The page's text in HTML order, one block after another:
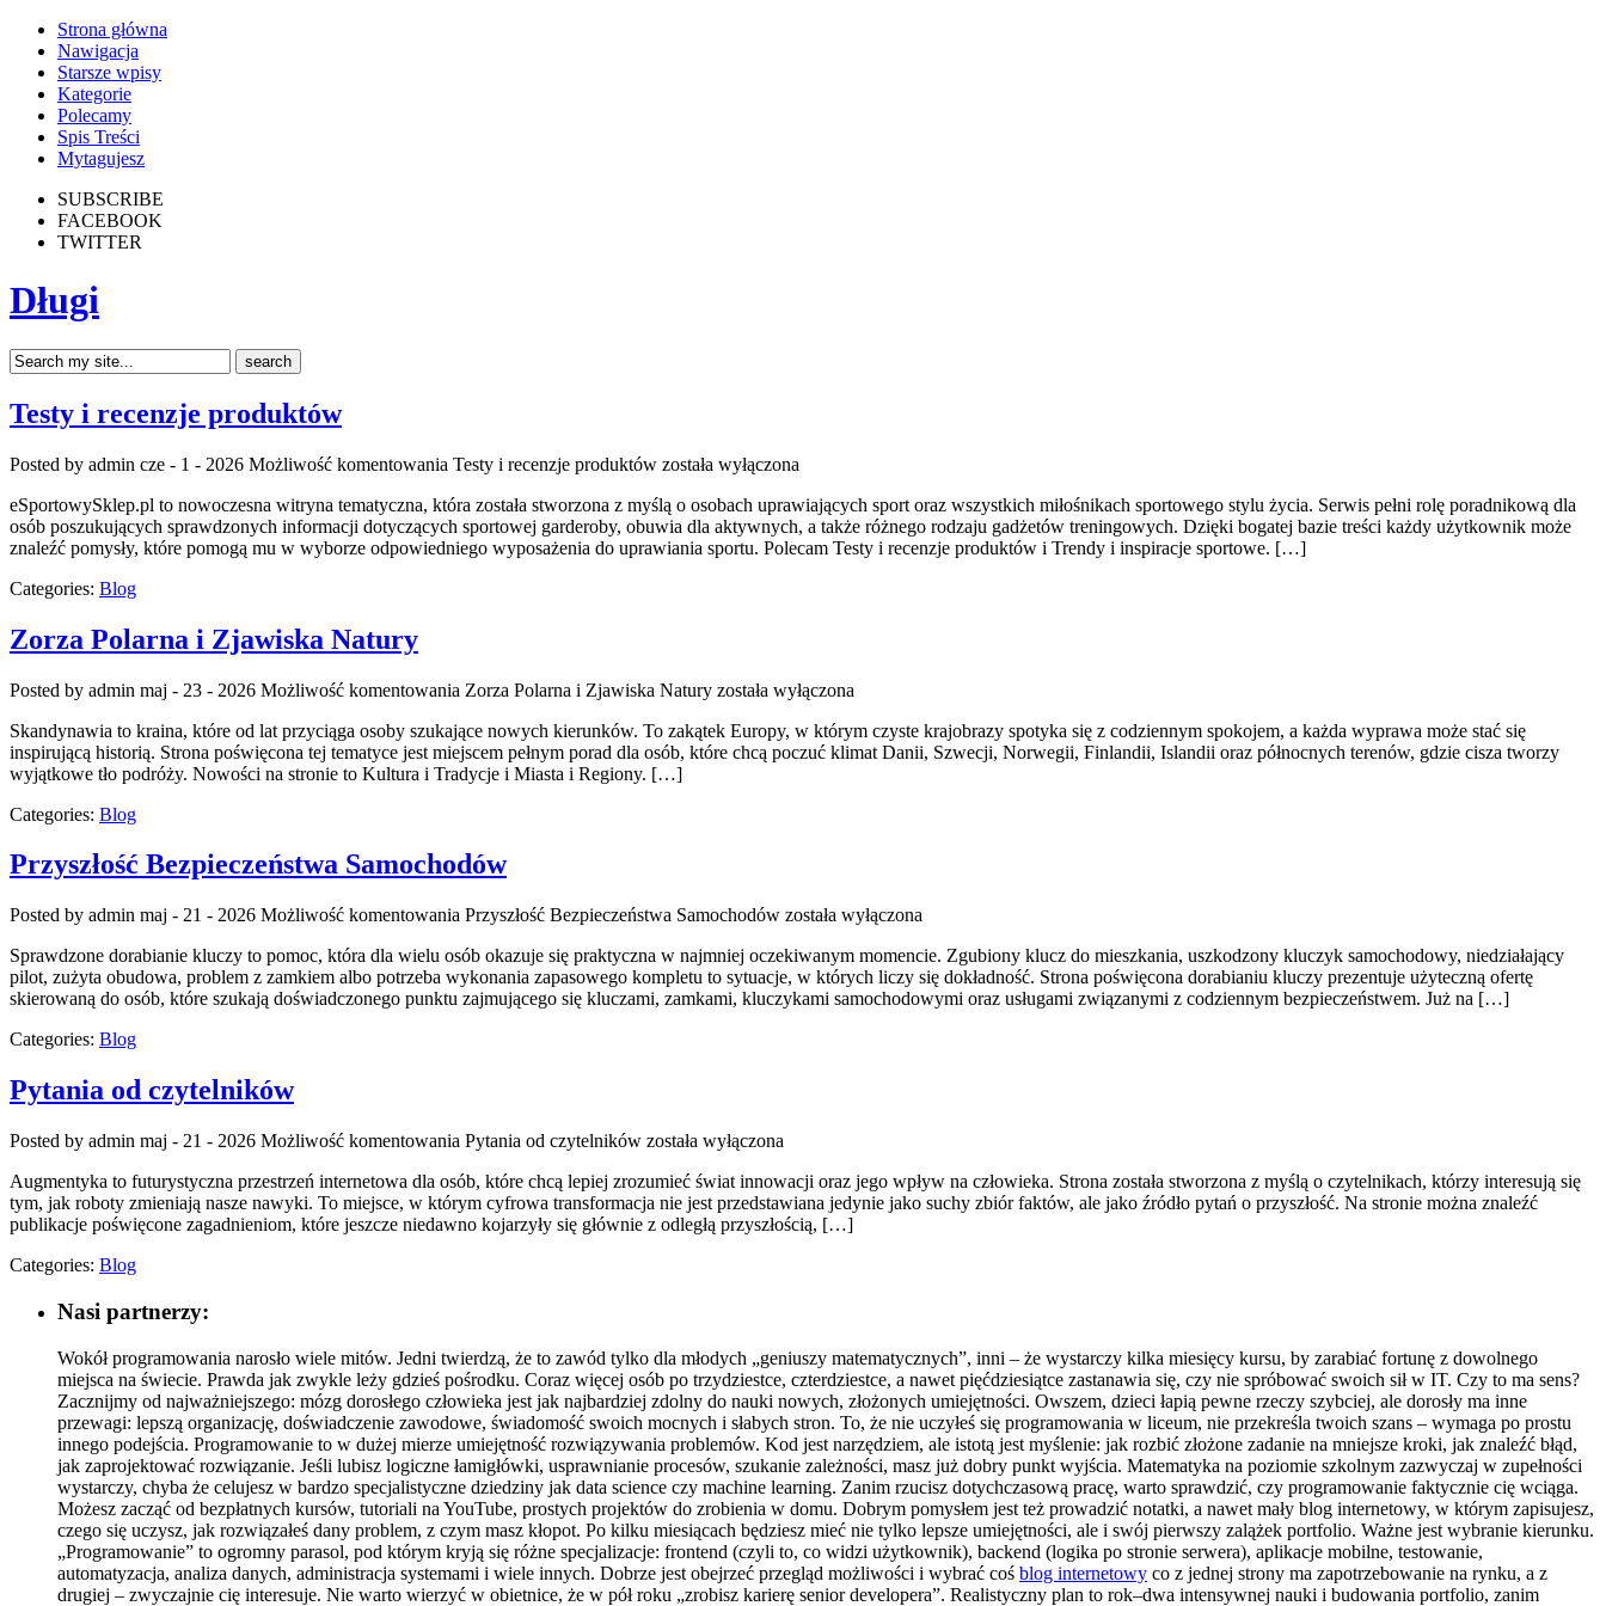
Strona główna
Nawigacja
Starsze wpisy
Kategorie
Polecamy
Spis Treści
Mytagujesz
SUBSCRIBE
FACEBOOK
TWITTER
Długi
Testy i recenzje produktów
Posted by admin cze - 1 - 2026 Możliwość komentowania Testy i recenzje produktów została wyłączona
eSportowySklep.pl to nowoczesna witryna tematyczna, która została stworzona z myślą o osobach uprawiających sport oraz wszystkich miłośnikach sportowego stylu życia. Serwis pełni rolę poradnikową dla
osób poszukujących sprawdzonych informacji dotyczących sportowej garderoby, obuwia dla aktywnych, a także różnego rodzaju gadżetów treningowych. Dzięki bogatej bazie treści każdy użytkownik może
znaleźć pomysły, które pomogą mu w wyborze odpowiedniego wyposażenia do uprawiania sportu. Polecam Testy i recenzje produktów i Trendy i inspiracje sportowe. […]
Categories: Blog
Zorza Polarna i Zjawiska Natury
Posted by admin maj - 23 - 2026 Możliwość komentowania Zorza Polarna i Zjawiska Natury została wyłączona
Skandynawia to kraina, które od lat przyciąga osoby szukające nowych kierunków. To zakątek Europy, w którym czyste krajobrazy spotyka się z codziennym spokojem, a każda wyprawa może stać się
inspirującą historią. Strona poświęcona tej tematyce jest miejscem pełnym porad dla osób, które chcą poczuć klimat Danii, Szwecji, Norwegii, Finlandii, Islandii oraz północnych terenów, gdzie cisza tworzy
wyjątkowe tło podróży. Nowości na stronie to Kultura i Tradycje i Miasta i Regiony. […]
Categories: Blog
Przyszłość Bezpieczeństwa Samochodów
Posted by admin maj - 21 - 2026 Możliwość komentowania Przyszłość Bezpieczeństwa Samochodów została wyłączona
Sprawdzone dorabianie kluczy to pomoc, która dla wielu osób okazuje się praktyczna w najmniej oczekiwanym momencie. Zgubiony klucz do mieszkania, uszkodzony kluczyk samochodowy, niedziałający
pilot, zużyta obudowa, problem z zamkiem albo potrzeba wykonania zapasowego kompletu to sytuacje, w których liczy się dokładność. Strona poświęcona dorabianiu kluczy prezentuje użyteczną ofertę
skierowaną do osób, które szukają doświadczonego punktu zajmującego się kluczami, zamkami, kluczykami samochodowymi oraz usługami związanymi z codziennym bezpieczeństwem. Już na […]
Categories: Blog
Pytania od czytelników
Posted by admin maj - 21 - 2026 Możliwość komentowania Pytania od czytelników została wyłączona
Augmentyka to futurystyczna przestrzeń internetowa dla osób, które chcą lepiej zrozumieć świat innowacji oraz jego wpływ na człowieka. Strona została stworzona z myślą o czytelnikach, którzy interesują się
tym, jak roboty zmieniają nasze nawyki. To miejsce, w którym cyfrowa transformacja nie jest przedstawiana jedynie jako suchy zbiór faktów, ale jako źródło pytań o przyszłość. Na stronie można znaleźć
publikacje poświęcone zagadnieniom, które jeszcze niedawno kojarzyły się głównie z odległą przyszłością, […]
Categories: Blog
Nasi partnerzy:
Wokół programowania narosło wiele mitów. Jedni twierdzą, że to zawód tylko dla młodych „geniuszy matematycznych”, inni – że wystarczy kilka miesięcy kursu, by zarabiać fortunę z dowolnego
miejsca na świecie. Prawda jak zwykle leży gdzieś pośrodku. Coraz więcej osób po trzydziestce, czterdziestce, a nawet pięćdziesiątce zastanawia się, czy nie spróbować swoich sił w IT. Czy to ma sens?
Zacznijmy od najważniejszego: mózg dorosłego człowieka jest jak najbardziej zdolny do nauki nowych, złożonych umiejętności. Owszem, dzieci łapią pewne rzeczy szybciej, ale dorosły ma inne
przewagi: lepszą organizację, doświadczenie zawodowe, świadomość swoich mocnych i słabych stron. To, że nie uczyłeś się programowania w liceum, nie przekreśla twoich szans – wymaga po prostu
innego podejścia. Programowanie to w dużej mierze umiejętność rozwiązywania problemów. Kod jest narzędziem, ale istotą jest myślenie: jak rozbić złożone zadanie na mniejsze kroki, jak znaleźć błąd,
jak zaprojektować rozwiązanie. Jeśli lubisz logiczne łamigłówki, usprawnianie procesów, szukanie zależności, masz już dobry punkt wyjścia. Matematyka na poziomie szkolnym zazwyczaj w zupełności
wystarczy, chyba że celujesz w bardzo specjalistyczne dziedziny jak data science czy machine learning. Zanim rzucisz dotychczasową pracę, warto sprawdzić, czy programowanie faktycznie cię wciąga.
Możesz zacząć od bezpłatnych kursów, tutoriali na YouTube, prostych projektów do zrobienia w domu. Dobrym pomysłem jest też prowadzić notatki, a nawet mały blog internetowy, w którym zapisujesz,
czego się uczysz, jak rozwiązałeś dany problem, z czym masz kłopot. Po kilku miesiącach będziesz mieć nie tylko lepsze umiejętności, ale i swój pierwszy zalążek portfolio. Ważne jest wybranie kierunku.
„Programowanie” to ogromny parasol, pod którym kryją się różne specjalizacje: frontend (czyli to, co widzi użytkownik), backend (logika po stronie serwera), aplikacje mobilne, testowanie,
automatyzacja, analiza danych, administracja systemami i wiele innych. Dobrze jest obejrzeć przegląd możliwości i wybrać coś blog internetowy co z jednej strony ma zapotrzebowanie na rynku, a z
drugiej – zwyczajnie cię interesuje. Nie warto wierzyć w obietnice, że w pół roku „zrobisz karierę senior developera”. Realistyczny plan to rok–dwa intensywnej nauki i budowania portfolio, zanim